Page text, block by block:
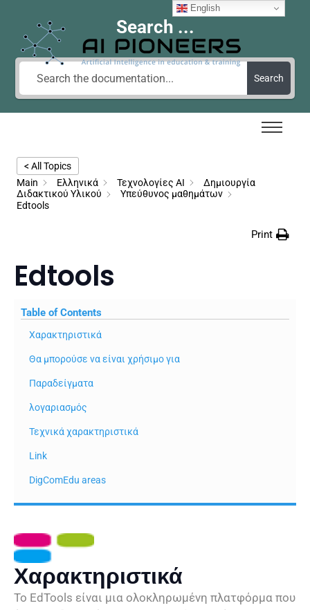
Search ...
Search
< All Topics
Main
Ελληνικά Τεχνολογίες AI
Δημιουργία
Διδακτικού Υλικού
Υπεύθυνος μαθημάτων
Edtools
Print
Edtools
Table of Contents
Χαρακτηριστικά
Θα μπορούσε να είναι χρήσιμο για
Παραδείγματα
λογαριασμός
Τεχνικά χαρακτηριστικά
Link
DigComEdu areas
Χαρακτηριστικά
Το EdTools είναι μια ολοκληρωμένη πλατφόρμα που
English